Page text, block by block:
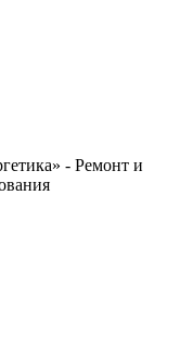
- Ремонт и